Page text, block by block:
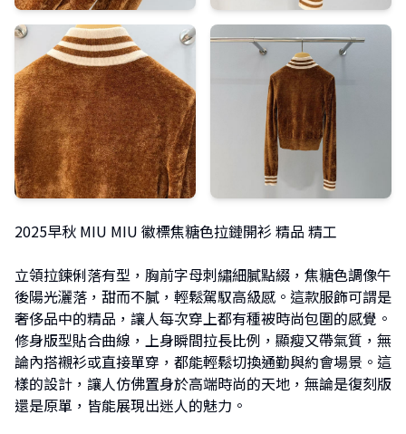
2025早秋 MIU MIU 徽標焦糖色拉鏈開衫 精品 精工
立領拉鍊俐落有型，胸前字母刺繡細膩點綴，焦糖色調像午
後陽光灑落，甜而不膩，輕鬆駕馭高級感。這款服飾可謂是
奢侈品中的精品，讓人每次穿上都有種被時尚包圍的感覺。
修身版型貼合曲線，上身瞬間拉長比例，顯瘦又帶氣質，無
論內搭襯衫或直接單穿，都能輕鬆切換通勤與約會場景。這
樣的設計，讓人仿佛置身於高端時尚的天地，無論是復刻版
還是原單，皆能展現出迷人的魅力。